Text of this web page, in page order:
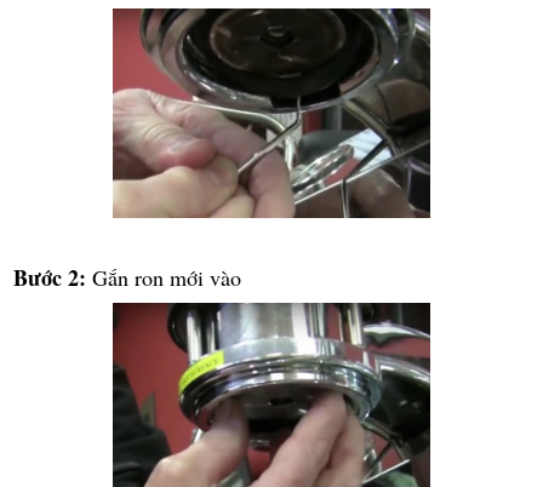
Bước 2: Gắn ron mới vào